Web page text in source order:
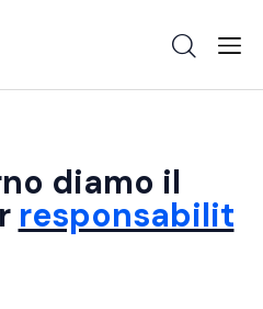
diamo il
perre